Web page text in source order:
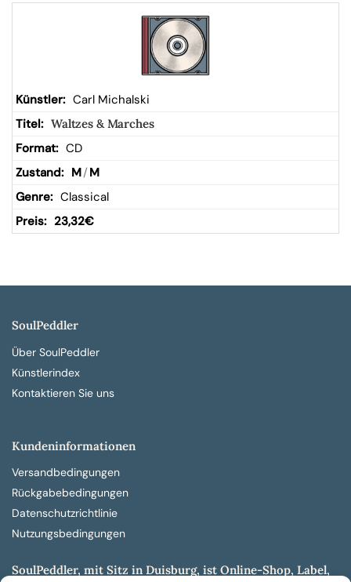
Carl Michalski
Waltzes & Marches
CD
M/ M
Classical
23,32€
SoulPeddler
Über SoulPeddler
Künstlerindex
Kontaktieren Sie uns
Kundeninformationen
Versandbedingungen
Rückgabebedingungen
Datenschutzrichtlinie
Nutzungsbedingungen
SoulPeddler, mit Sitz in Duisburg, ist Online-Shop, Label,